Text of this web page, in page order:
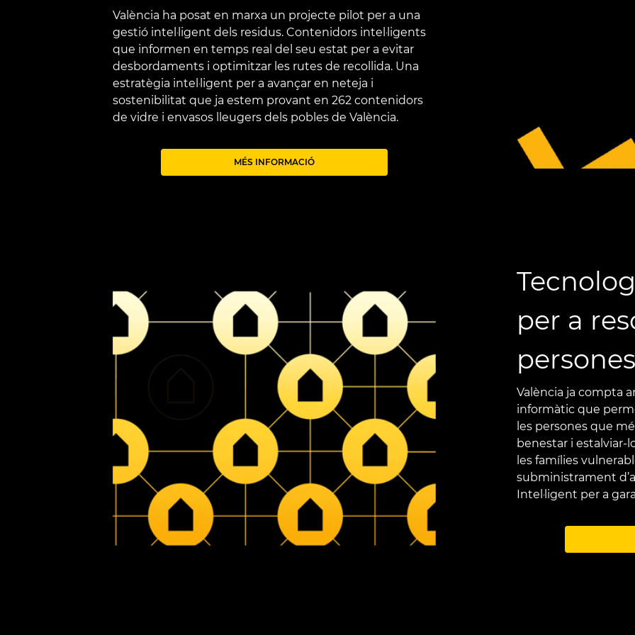
València ha posat en marxa un projecte pilot per a una
gestió intel·ligent dels residus. Contenidors intel·ligents
que informen en temps real del seu estat per a evitar
desbordaments i optimitzar les rutes de recollida. Una
estratègia intel·ligent per a avançar en neteja i
sostenibilitat que ja estem provant en 262 contenidors
de vidre i envasos lleugers dels pobles de València.
MÉS INFORMACIÓ
per a
persones
València ja compta
informàtic que
les persones que
benestar i estalviar-
les famílies
subministrament
Intel·ligent per a